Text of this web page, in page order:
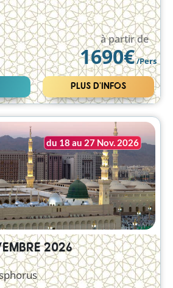
à partir de
1690€/Pers
PLUS D'INFOS
2026
du 18 au 27 Nov. 2026